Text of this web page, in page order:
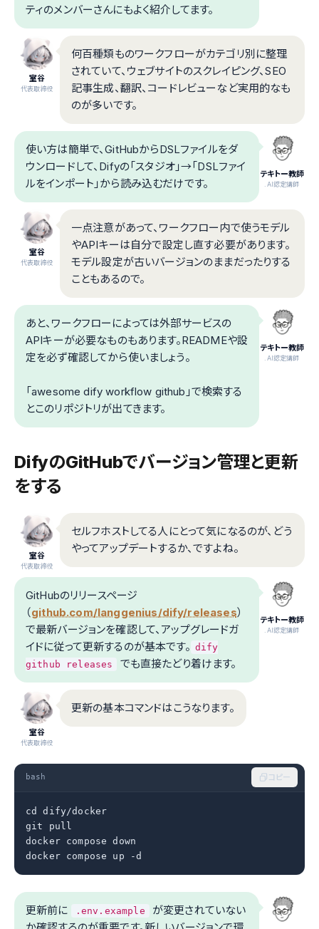
ティのメンバーさんにもよく紹介してます。
室谷
代表取締役
何百種類ものワークフローがカテゴリ別に整理
されていて、ウェブサイトのスクレイピング、SEO
記事生成、翻訳、コードレビューなど実用的なも
のが多いです。
テキトー教師
.AI認定講師
使い方は簡単で、GitHubからDSLファイルをダ
ウンロードして、Difyの「スタジオ」→「DSLファイ
ルをインポート」から読み込むだけです。
室谷
代表取締役
一点注意があって、ワークフロー内で使うモデル
やAPIキーは自分で設定し直す必要があります。
モデル設定が古いバージョンのままだったりする
こともあるので。
テキトー教師
.AI認定講師
あと、ワークフローによっては外部サービスの
APIキーが必要なものもあります。READMEや設
定を必ず確認してから使いましょう。
「awesome dify workflow github」で検索する
とこのリポジトリが出てきます。
DifyのGitHubでバージョン管理と更新
をする
室谷
代表取締役
セルフホストしてる人にとって気になるのが、どう
やってアップデートするか、ですよね。
テキトー教師
.AI認定講師
GitHubのリリースページ
（github.com/langgenius/dify/releases）
で最新バージョンを確認して、アップグレードガ
イドに従って更新するのが基本です。 dify
github releases
でも直接たどり着けます。
室谷
代表取締役
更新の基本コマンドはこうなります。
bash コピー
cd dify/docker
git pull
docker compose down
docker compose up -d
更新前に .env.example
が変更されていない